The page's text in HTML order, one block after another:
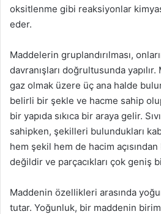
oksitlenme gibi reaksiyonlar
eder.
Maddelerin gruplandırılması,
davranışları doğrultusunda yapılır.
gaz olmak üzere üç ana halde
belirli bir şekle ve hacme sahip
bir yapıda sıkıca bir araya gelir.
sahipken, şekilleri bulundukları
hem şekil hem de hacim
değildir ve parçacıkları çok geniş
Maddenin özellikleri arasında
tutar. Yoğunluk, bir maddenin